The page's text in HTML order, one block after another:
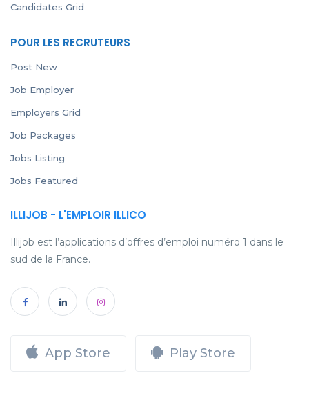
Candidates Grid
POUR LES RECRUTEURS
Post New
Job Employer
Employers Grid
Job Packages
Jobs Listing
Jobs Featured
ILLIJOB - L'EMPLOIR ILLICO
Illijob est l’applications d’offres d’emploi numéro 1 dans le
sud de la France.
App Store Play Store